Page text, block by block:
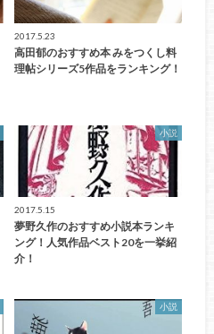
2017.5.23
高田郁のおすすめ本 みをつくし料
理帖シリーズ5作品をランキング！
小説
2017.5.15
夢野久作のおすすめ小説本ランキ
ング！人気作品ベスト20を一挙紹
介！
小説